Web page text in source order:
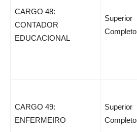
CARGO 48:
CONTADOR
EDUCACIONAL
Superior
Completo
CARGO 49:
ENFERMEIRO
Superior
Completo